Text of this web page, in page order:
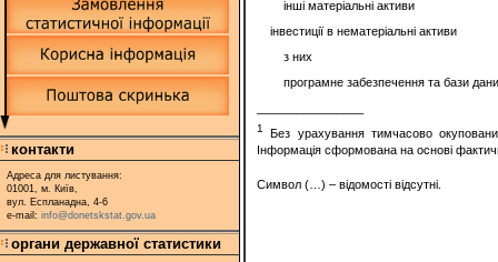
контакти
Адреса для листування:
01001, м. Київ,
вул. Еспланадна, 4-6
e-mail: info@donetskstat.gov.ua
органи державної статистики
інші матеріальні активи
інвестиції в нематеріальні активи
з них
програмне забезпечення та бази
1
Без урахування тимчасово
Інформація сформована на основі
Символ (…) – відомості відсутні.